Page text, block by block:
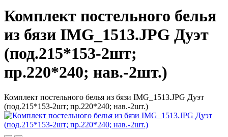
Комплект постельного белья
из бязи IMG_1513.JPG Дуэт
(под.215*153-2шт;
пр.220*240; нав.-2шт.)
Комплект постельного белья из бязи IMG_1513.JPG Дуэт
(под.215*153-2шт; пр.220*240; нав.-2шт.)